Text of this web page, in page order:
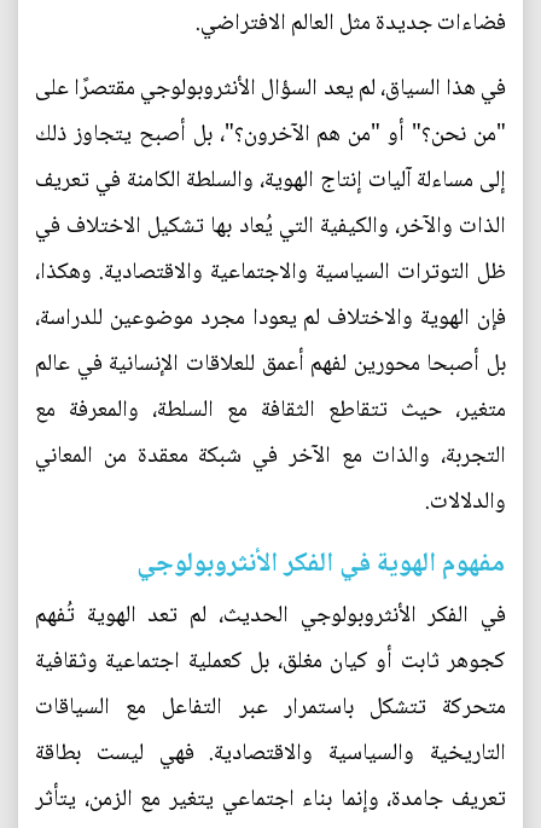
فضاءات جديدة مثل العالم الافتراضي.
في هذا السياق، لم يعد السؤال الأنثروبولوجي مقتصرًا على
"من نحن؟" أو "من هم الآخرون؟"، بل أصبح يتجاوز ذلك
إلى مساءلة آليات إنتاج الهوية، والسلطة الكامنة في تعريف
الذات والآخر، والكيفية التي يُعاد بها تشكيل الاختلاف في
ظل التوترات السياسية والاجتماعية والاقتصادية. وهكذا،
فإن الهوية والاختلاف لم يعودا مجرد موضوعين للدراسة،
بل أصبحا محورين لفهم أعمق للعلاقات الإنسانية في عالم
متغير، حيث تتقاطع الثقافة مع السلطة، والمعرفة مع
التجربة، والذات مع الآخر في شبكة معقدة من المعاني
والدلالات.
مفهوم الهوية في الفكر الأنثروبولوجي
في الفكر الأنثروبولوجي الحديث، لم تعد الهوية تُفهم
كجوهر ثابت أو كيان مغلق، بل كعملية اجتماعية وثقافية
متحركة تتشكل باستمرار عبر التفاعل مع السياقات
التاريخية والسياسية والاقتصادية. فهي ليست بطاقة
تعريف جامدة، وإنما بناء اجتماعي يتغير مع الزمن، يتأثر